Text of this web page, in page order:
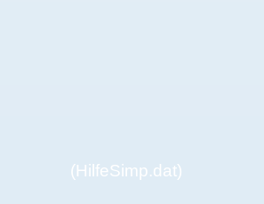
(HilfeSimp.dat)